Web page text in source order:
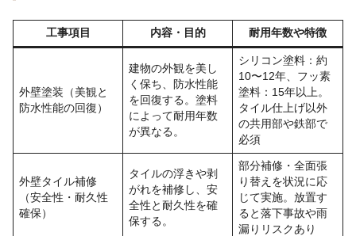
工事項目 内容・目的 耐用年数や特徴
外壁塗装（美観と
防水性能の回復）
建物の外観を美し
く保ち、防水性能
を回復する。塗料
によって耐用年数
が異なる。
シリコン塗料：約
10〜12年、フッ素
塗料：15年以上。
タイル仕上げ以外
の共用部や鉄部で
必須
外壁タイル補修
（安全性・耐久性
確保）
タイルの浮きや剥
がれを補修し、安
全性と耐久性を確
保する。
部分補修・全面張
り替えを状況に応
じて実施。放置す
ると落下事故や雨
漏りリスクあり